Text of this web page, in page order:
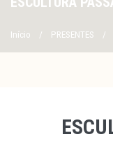
Início / PRESENTES /